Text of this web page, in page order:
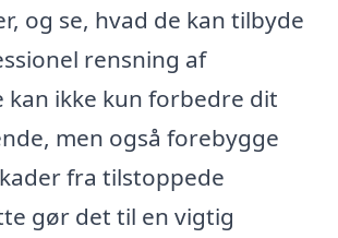
og se, hvad de kan tilbyde
rensning af
ikke kun forbedre dit
men også forebygge
fra tilstoppede
gør det til en vigtig